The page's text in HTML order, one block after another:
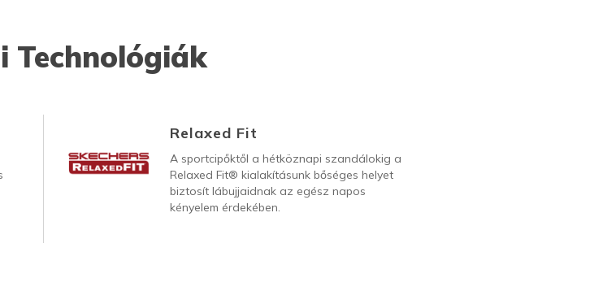
Technológiák
Relaxed Fit
A sportcipőktől a hétköznapi szandálokig a
Relaxed Fit® kialakításunk bőséges helyet
biztosít lábujjaidnak az egész napos
kényelem érdekében.